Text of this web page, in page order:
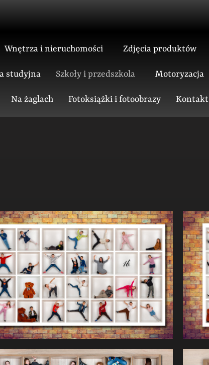
Wnętrza i nieruchomości Zdjęcia produktów
studyjna Szkoły i przedszkola Motoryzacja
Na żaglach Fotoksiążki i fotoobrazy Kontakt